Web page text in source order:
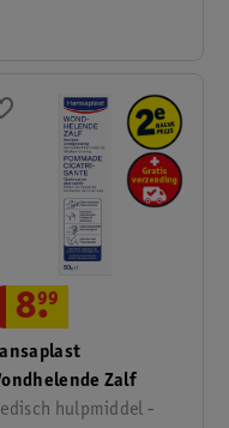
Zalf
hulpmiddel -
8.
99